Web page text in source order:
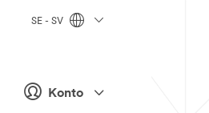
Konto
SE - SV